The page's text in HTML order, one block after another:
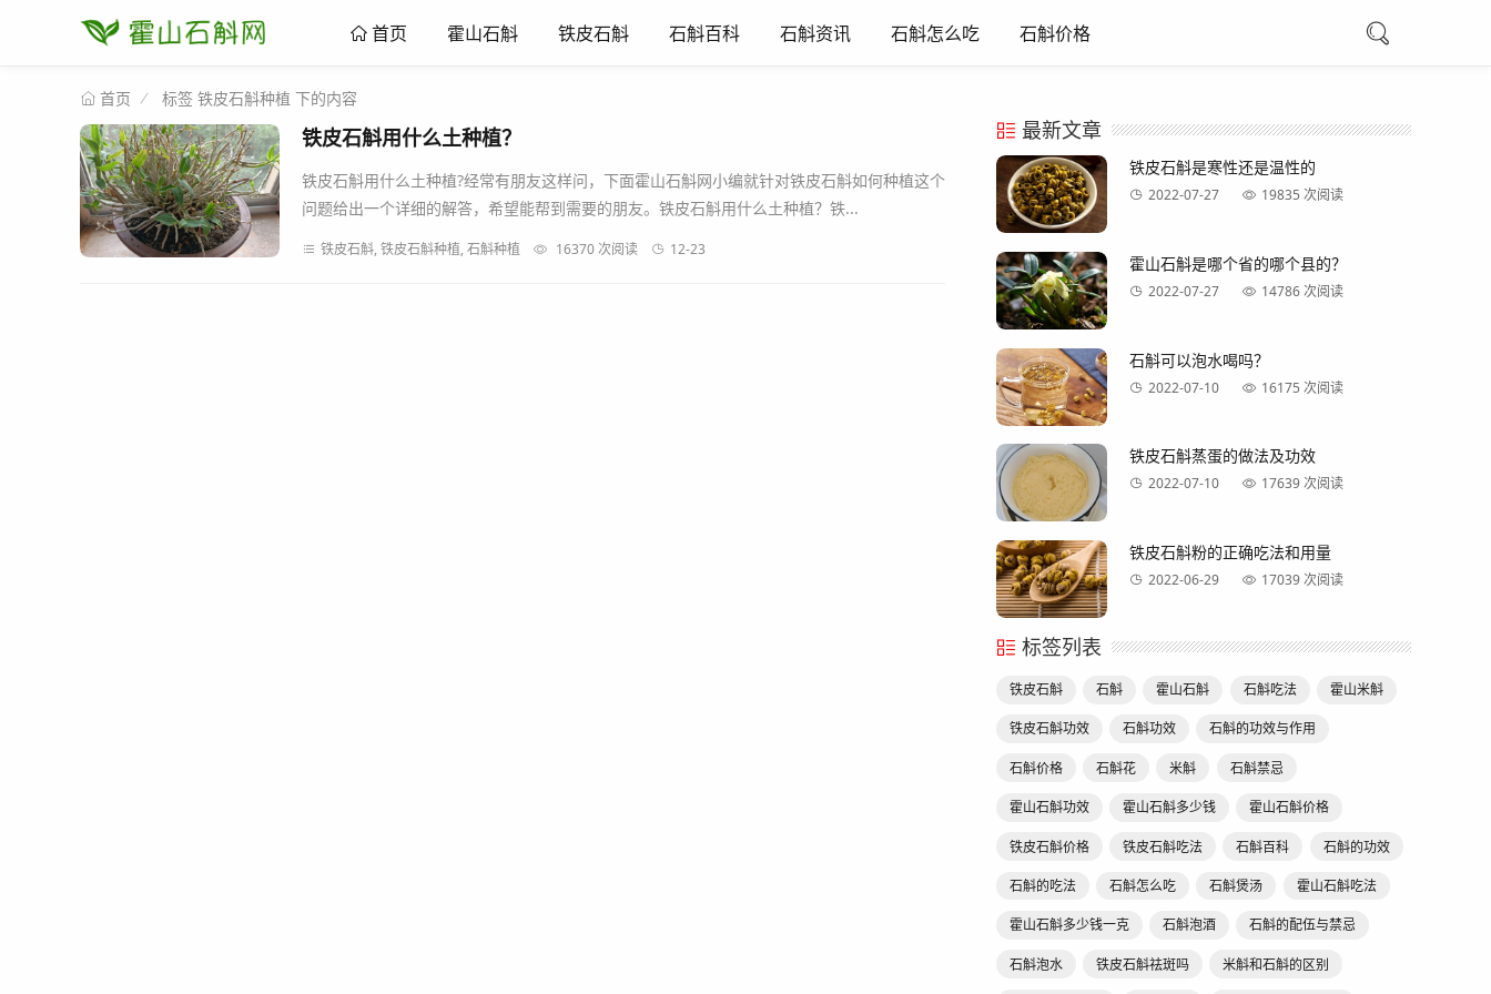
首页 霍山石斛 铁皮石斛 石斛百科 石斛资讯 石斛怎么吃 石斛价格
首页 标签 铁皮石斛种植 下的内容
铁皮石斛用什么土种植？
铁皮石斛用什么土种植?经常有朋友这样问，下面霍山石斛网小编就针对铁皮石斛如何种植这个
问题给出一个详细的解答，希望能帮到需要的朋友。铁皮石斛用什么土种植？铁...
铁皮石斛, 铁皮石斛种植, 石斛种植 16370 次阅读 12-23
最新文章
铁皮石斛是寒性还是温性的
2022-07-27 19835 次阅读
霍山石斛是哪个省的哪个县的？
2022-07-27 14786 次阅读
石斛可以泡水喝吗？
2022-07-10 16175 次阅读
铁皮石斛蒸蛋的做法及功效
2022-07-10 17639 次阅读
铁皮石斛粉的正确吃法和用量
2022-06-29 17039 次阅读
标签列表
铁皮石斛 石斛 霍山石斛 石斛吃法 霍山米斛
铁皮石斛功效 石斛功效 石斛的功效与作用
石斛价格 石斛花 米斛 石斛禁忌
霍山石斛功效 霍山石斛多少钱 霍山石斛价格
铁皮石斛价格 铁皮石斛吃法 石斛百科 石斛的功效
石斛的吃法 石斛怎么吃 石斛煲汤 霍山石斛吃法
霍山石斛多少钱一克 石斛泡酒 石斛的配伍与禁忌
石斛泡水 铁皮石斛祛斑吗 米斛和石斛的区别